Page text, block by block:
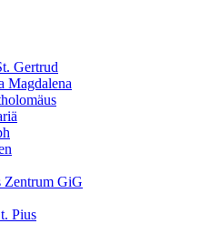
Gertrud
Magdalena
Zentrum GiG
Pius